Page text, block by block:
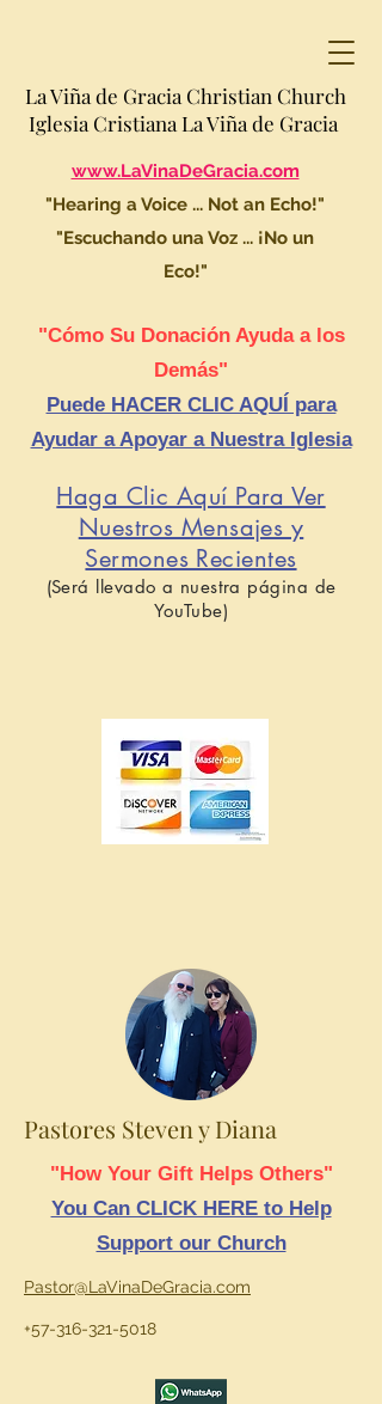
La Viña de Gracia Christian Church
Iglesia Cristiana La Viña de Gracia
www.LaVinaDeGracia.com
"Hearing a Voice ... Not an Echo!"
"Escuchando una Voz ... ¡No un
Eco!"
"Cómo Su Donación Ayuda a los
Demás"
Puede HACER CLIC AQUÍ para
Ayudar a Apoyar a Nuestra Iglesia
Haga Clic Aquí Para Ver
Nuestros Mensajes y
Sermones Recientes
(Será llevado a nuestra página de
YouTube)
Pastores Steven y Diana
"How Your Gift Helps Others"
You Can CLICK HERE to Help
Support our Church
Pastor@LaVinaDeGracia.com
+57-316-321-5018